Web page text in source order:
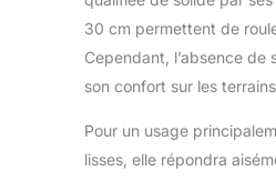
30 cm permettent de
Cependant, l’absence de
son confort sur les
Pour un usage
lisses, elle répondra